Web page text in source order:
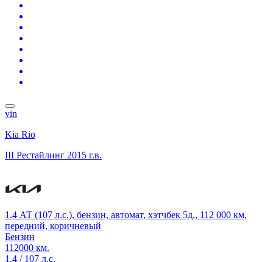
vin
Kia Rio
III Рестайлинг 2015 г.в.
1.4 АТ (107 л.с.), бензин, автомат, хэтчбек 5д., 112 000 км,
передний, коричневый
Бензин
112000 км.
1.4 / 107 л.с.